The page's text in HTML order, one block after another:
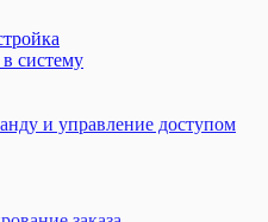
систему
и управление доступом